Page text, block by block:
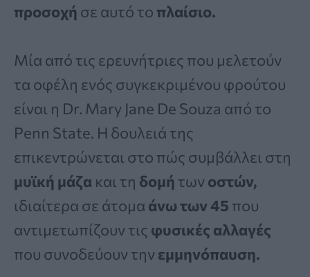
προσοχή σε αυτό το πλαίσιο.
Μία από τις ερευνήτριες που μελετούν
τα οφέλη ενός συγκεκριμένου φρούτου
είναι η Dr. Mary Jane De Souza από το
Penn State. Η δουλειά της
επικεντρώνεται στο πώς συμβάλλει στη
μυϊκή μάζα και τη δομή των οστών,
ιδιαίτερα σε άτομα άνω των 45 που
αντιμετωπίζουν τις φυσικές αλλαγές
που συνοδεύουν την εμμηνόπαυση.